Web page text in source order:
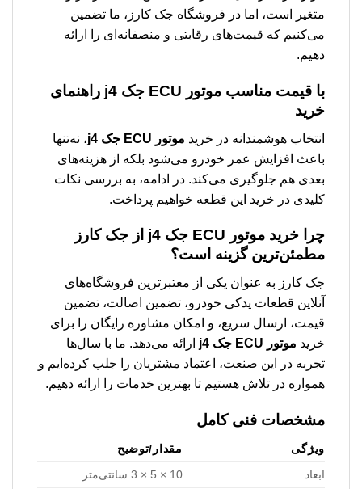
متغیر است، اما در فروشگاه جک کارز، ما تضمین
می‌کنیم که قیمت‌های رقابتی و منصفانه‌ای را ارائه
دهیم.
با قیمت مناسب موتور ECU جک j4
راهنمای
خرید
انتخاب هوشمندانه در خرید موتور ECU جک j4
، نه‌تنها
باعث افزایش عمر خودرو می‌شود بلکه از هزینه‌های
بعدی هم جلوگیری می‌کند. در ادامه، به بررسی نکات
کلیدی در خرید این قطعه خواهیم پرداخت.
چرا خرید موتور ECU جک j4
از جک کارز
مطمئن‌ترین گزینه است؟
جک کارز به عنوان یکی از معتبرترین فروشگاه‌های
آنلاین قطعات یدکی خودرو، تضمین اصالت، تضمین
قیمت، ارسال سریع، و امکان مشاوره رایگان را برای
خرید موتور ECU جک j4
ارائه می‌دهد. ما با سال‌ها
تجربه در این صنعت، اعتماد مشتریان را جلب کرده‌ایم و
همواره در تلاش هستیم تا بهترین خدمات را ارائه دهیم.
مشخصات فنی کامل
ویژگی
مقدار/توضیح
ابعاد
10 × 5 × 3 سانتی‌متر